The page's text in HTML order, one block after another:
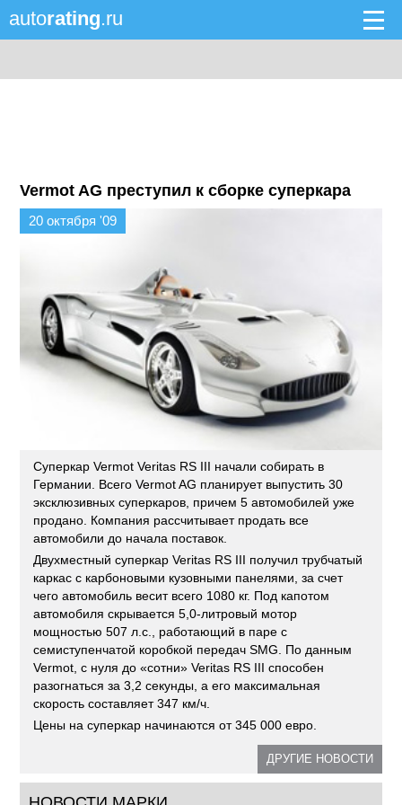
autorating.ru
Vermot AG преступил к сборке суперкара
20 октября '09
Суперкар Vermot Veritas RS III начали собирать в
Германии. Всего Vermot AG планирует выпустить 30
эксклюзивных суперкаров, причем 5 автомобилей уже
продано. Компания рассчитывает продать все
автомобили до начала поставок.
Двухместный суперкар Veritas RS III получил трубчатый
каркас с карбоновыми кузовными панелями, за счет
чего автомобиль весит всего 1080 кг. Под капотом
автомобиля скрывается 5,0-литровый мотор
мощностью 507 л.с., работающий в паре с
семиступенчатой коробкой передач SMG. По данным
Vermot, с нуля до «сотни» Veritas RS III способен
разогнаться за 3,2 секунды, а его максимальная
скорость составляет 347 км/ч.
Цены на суперкар начинаются от 345 000 евро.
ДРУГИЕ НОВОСТИ